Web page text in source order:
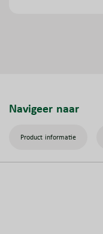
Navigeer naar
Product informatie